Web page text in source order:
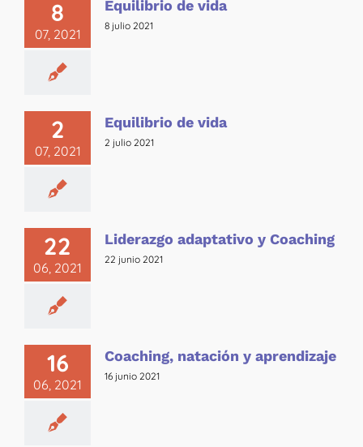
8
07, 2021
Equilibrio de vida
8 julio 2021
2
07, 2021
Equilibrio de vida
2 julio 2021
22
06, 2021
Liderazgo adaptativo y Coaching
22 junio 2021
16
06, 2021
Coaching, natación y aprendizaje
16 junio 2021